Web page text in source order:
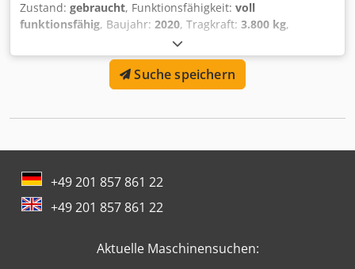
Zustand: gebraucht, Funktionsfähigkeit: voll
funktionsfähig, Baujahr: 2020, Tragkraft: 3.800 kg,
, Öffnungsweite:
Rollenklammer Lastschwerpunkt: 760 Crjdpfxjydf Rus Aqtsf
ISO Klasse: ISO Klasse 3 = 2.500 - 4.999 kg Zustand:
Einsatzbereit und voll funktionsfähig Zustand Technisch:
weitere Stapler und Lagertechnikgeräte an. Unsere Geräte
auch unter hsr-gabelstapler Selbstverständlich kaufen wir
auch Ihren Gebrauchten an, auch ohne dass Sie ein
Fahrzeug bei uns erwerben. Mietkauf & Finanzierung zu
beraten Sie gerne kompetent und ausführlich zu unseren
Suche speichern
+49 201 857 861 22
+49 201 857 861 22
Aktuelle Maschinensuchen: